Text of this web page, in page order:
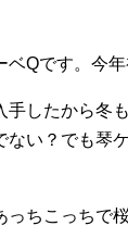
ベQです。今年
手したから冬
ない？でも琴
っちこっちで